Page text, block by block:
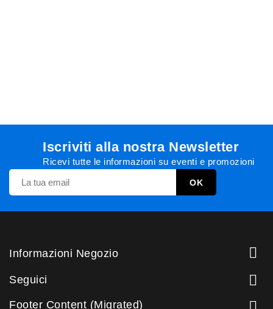
Iscriviti alla nostra Newsletter
Ricevi tutte le informazioni su eventi e promozioni
Informazioni Negozio 
Seguici 
Footer Content (Migrated)